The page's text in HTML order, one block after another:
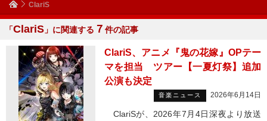
ClariS
「ClariS 」に関連する ７ 件の記事
ClariS、アニメ『鬼の花嫁』OPテー
マを担当 ツアー【一夏灯祭】追加
公演も決定
音楽ニュース 2026年6月14日
ClariSが、2026年7月4日深夜より放送